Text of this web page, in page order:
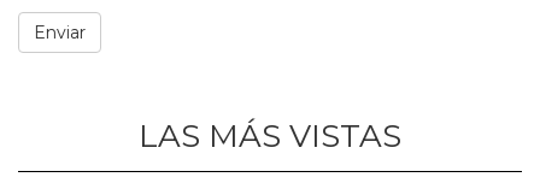
LAS MÁS VISTAS